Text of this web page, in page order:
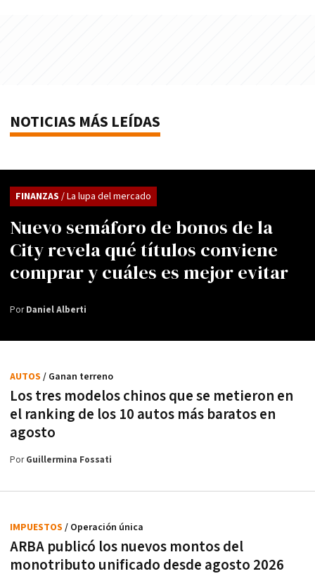
NOTICIAS MÁS LEÍDAS
Nuevo semáforo de bonos de la
City revela qué títulos conviene
comprar y cuáles es mejor evitar
FINANZAS / La lupa del mercado
PorDaniel Alberti
Los tres modelos chinos que se metieron en
el ranking de los 10 autos más baratos en
agosto
AUTOS / Ganan terreno
PorGuillermina Fossati
ARBA publicó los nuevos montos del
monotributo unificado desde agosto 2026
IMPUESTOS / Operación única